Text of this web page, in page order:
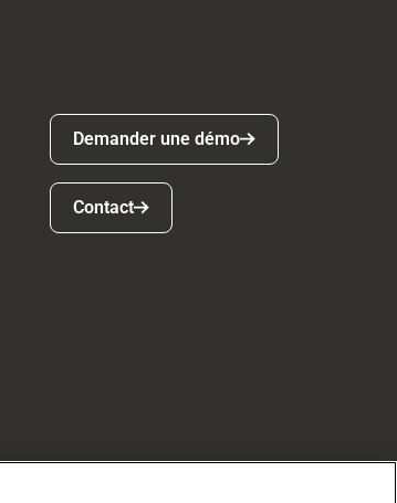
Demander une démo
Demander une démo
Contact
Contact